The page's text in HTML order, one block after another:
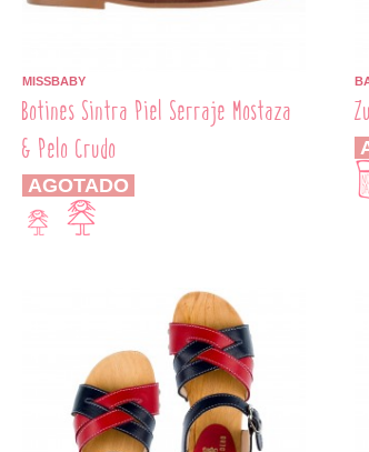
MISSBABY
Botines Sintra Piel Serraje Mostaza
& Pelo Crudo
AGOTADO